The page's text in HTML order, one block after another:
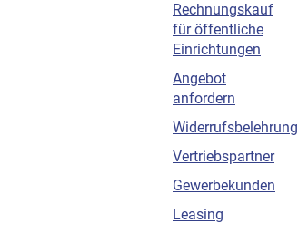
Rechnungskauf
für öffentliche
Einrichtungen
Angebot
anfordern
Widerrufsbelehrung
Vertriebspartner
Gewerbekunden
Leasing